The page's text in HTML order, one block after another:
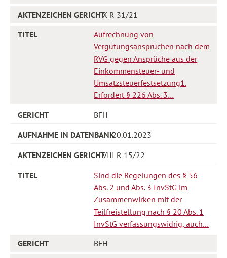
X R 31/21
Aufrechnung von
Vergütungsansprüchen nach dem
RVG gegen Ansprüche aus der
Einkommensteuer- und
Umsatzsteuerfestsetzung1.
Erfordert § 226 Abs. 3…
BFH
20.01.2023
VIII R 15/22
Sind die Regelungen des § 56
Abs. 2 und Abs. 3 InvStG im
Zusammenwirken mit der
Teilfreistellung nach § 20 Abs. 1
InvStG verfassungswidrig, auch…
BFH